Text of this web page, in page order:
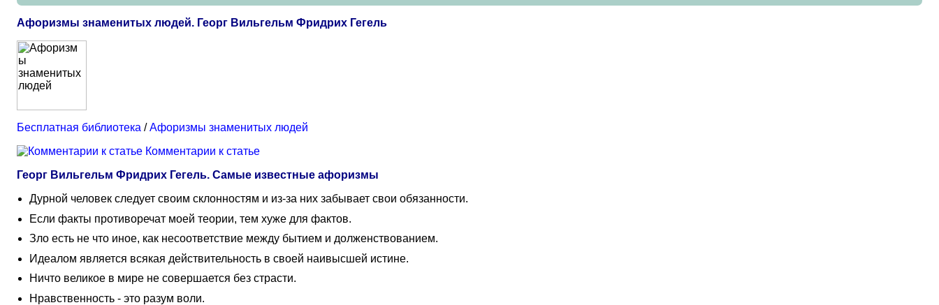
Афоризмы знаменитых людей. Георг Вильгельм Фридрих Гегель
Бесплатная библиотека /Афоризмы знаменитых людей
Комментарии к статье
Георг Вильгельм Фридрих Гегель. Самые известные афоризмы
Дурной человек следует своим склонностям и из-за них забывает свои обязанности.
Если факты противоречат моей теории, тем хуже для фактов.
Зло есть не что иное, как несоответствие между бытием и долженствованием.
Идеалом является всякая действительность в своей наивысшей истине.
Ничто великое в мире не совершается без страсти.
Нравственность - это разум воли.